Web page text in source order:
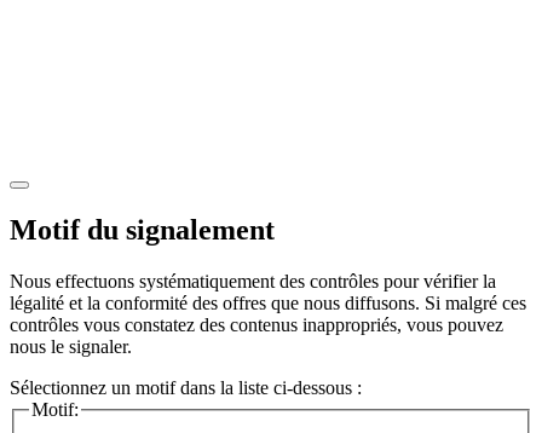
Motif du signalement
Nous effectuons systématiquement des contrôles pour vérifier la
légalité et la conformité des offres que nous diffusons. Si malgré ces
contrôles vous constatez des contenus inappropriés, vous pouvez
nous le signaler.
Sélectionnez un motif dans la liste ci-dessous :
Motif: